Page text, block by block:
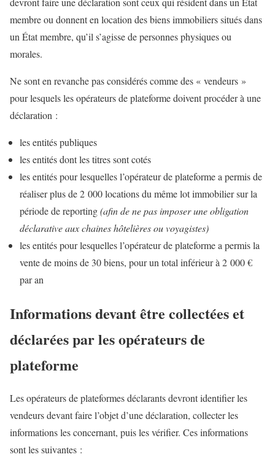
membre ou donnent en location des biens immobiliers situés dans
un État membre, qu’il s’agisse de personnes physiques ou
morales.
Ne sont en revanche pas considérés comme des « vendeurs »
pour lesquels les opérateurs de plateforme doivent procéder à une
déclaration :
les entités publiques
les entités dont les titres sont cotés
les entités pour lesquelles l’opérateur de plateforme a permis de
réaliser plus de 2 000 locations du même lot immobilier sur la
période de reporting(afin de ne pas imposer une obligation
déclarative aux chaines hôtelières ou voyagistes)
les entités pour lesquelles l’opérateur de plateforme a permis la
vente de moins de 30 biens, pour un total inférieur à 2 000 €
par an
Informations devant être collectées et
déclarées par les opérateurs de
plateforme
Les opérateurs de plateformes déclarants devront identifier les
vendeurs devant faire l’objet d’une déclaration, collecter les
informations les concernant, puis les vérifier. Ces informations
sont les suivantes :